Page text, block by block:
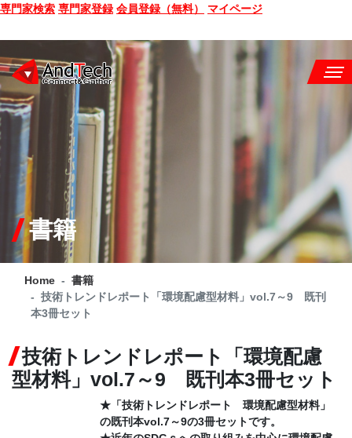
専門家検索 専門家登録 会員登録（無料） マイページ
SEMINAR
BOOK
CONSULTING
SERVICE
COMPANY
Q&A
SITE MAP
CONTACT
書籍
Home
書籍
技術トレンドレポート「環境配慮型材料」vol.7～9 既刊
本3冊セット
技術トレンドレポート「環境配慮
型材料」vol.7～9 既刊本3冊セット
★「技術トレンドレポート 環境配慮型材料」
の既刊本vol.7～9の3冊セットです。